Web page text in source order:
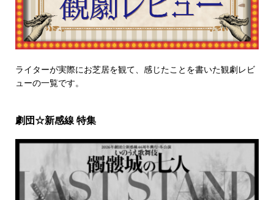
ライターが実際にお芝居を観て、感じたことを書いた観劇レビ
ューの一覧です。
劇団☆新感線 特集